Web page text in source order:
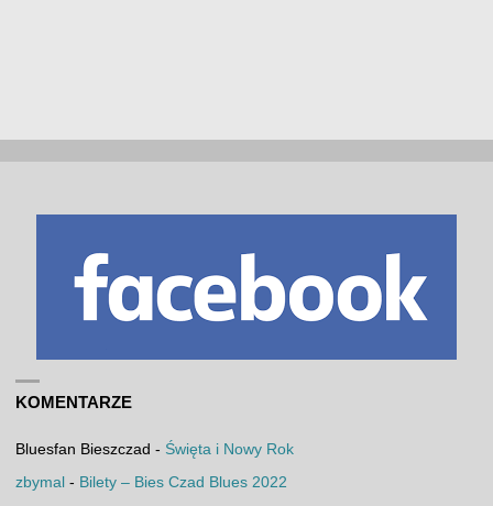
KOMENTARZE
Bluesfan Bieszczad - Święta i Nowy Rok
zbymal - Bilety – Bies Czad Blues 2022